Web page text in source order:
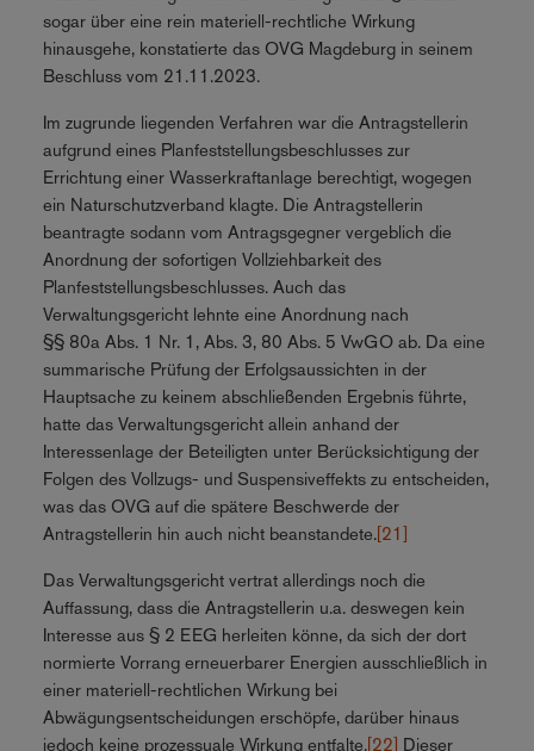
sogar über eine rein materiell-rechtliche Wirkung
hinausgehe, konstatierte das OVG Magdeburg in seinem
Beschluss vom 21.11.2023.
Im zugrunde liegenden Verfahren war die Antragstellerin
aufgrund eines Planfeststellungsbeschlusses zur
Errichtung einer Wasserkraftanlage berechtigt, wogegen
ein Naturschutzverband klagte. Die Antragstellerin
beantragte sodann vom Antragsgegner vergeblich die
Anordnung der sofortigen Vollziehbarkeit des
Planfeststellungsbeschlusses. Auch das
Verwaltungsgericht lehnte eine Anordnung nach
§§ 80a Abs. 1 Nr. 1, Abs. 3, 80 Abs. 5 VwGO ab. Da eine
summarische Prüfung der Erfolgsaussichten in der
Hauptsache zu keinem abschließenden Ergebnis führte,
hatte das Verwaltungsgericht allein anhand der
Interessenlage der Beteiligten unter Berücksichtigung der
Folgen des Vollzugs- und Suspensiveffekts zu entscheiden,
was das OVG auf die spätere Beschwerde der
Antragstellerin hin auch nicht beanstandete.[21]
Das Verwaltungsgericht vertrat allerdings noch die
Auffassung, dass die Antragstellerin u.a. deswegen kein
Interesse aus § 2 EEG herleiten könne, da sich der dort
normierte Vorrang erneuerbarer Energien ausschließlich in
einer materiell-rechtlichen Wirkung bei
Abwägungsentscheidungen erschöpfe, darüber hinaus
jedoch keine prozessuale Wirkung entfalte.[22] Dieser